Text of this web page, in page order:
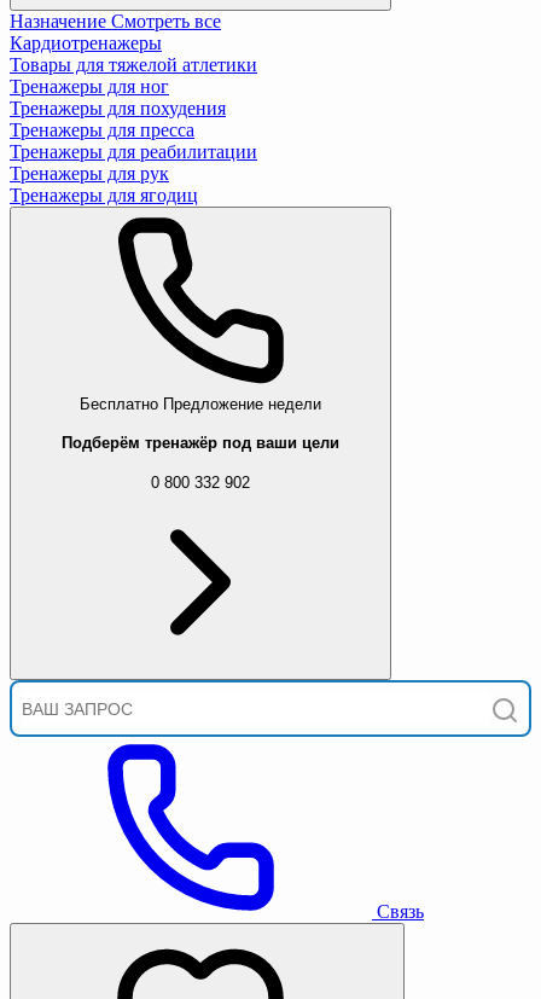
Назначение Смотреть все
Кардиотренажеры
Товары для тяжелой атлетики
Тренажеры для ног
Тренажеры для похудения
Тренажеры для пресса
Тренажеры для реабилитации
Тренажеры для рук
Тренажеры для ягодиц
Бесплатно Предложение недели
Подберём тренажёр под ваши цели
0 800 332 902
Связь